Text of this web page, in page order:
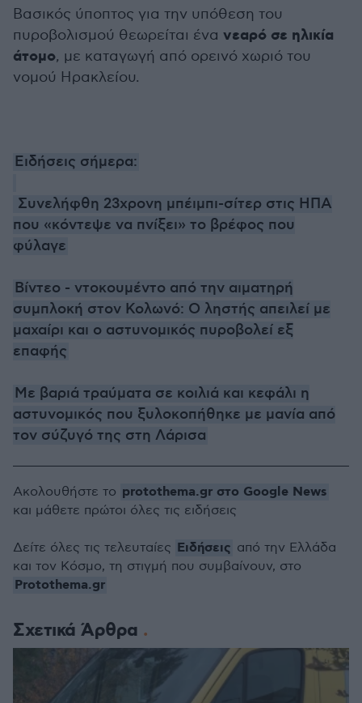
Βασικός ύποπτος για την υπόθεση του
πυροβολισμού θεωρείται ένα νεαρό σε ηλικία
άτομο, με καταγωγή από ορεινό χωριό του
νομού Ηρακλείου.
Ειδήσεις σήμερα:
Συνελήφθη 23χρονη μπέιμπι-σίτερ στις ΗΠΑ
που «κόντεψε να πνίξει» το βρέφος που
φύλαγε
Βίντεο - ντοκουμέντο από την αιματηρή
συμπλοκή στον Κολωνό: Ο ληστής απειλεί με
μαχαίρι και ο αστυνομικός πυροβολεί εξ
επαφής
Με βαριά τραύματα σε κοιλιά και κεφάλι η
αστυνομικός που ξυλοκοπήθηκε με μανία από
τον σύζυγό της στη Λάρισα
Σχετικά Άρθρα
Ακολουθήστε το protothema.gr στο Google News
και μάθετε πρώτοι όλες τις ειδήσεις
Δείτε όλες τις τελευταίες Ειδήσεις από την Ελλάδα
και τον Κόσμο, τη στιγμή που συμβαίνουν, στο
Protothema.gr